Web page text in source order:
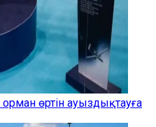
өртін ауыздықтауға